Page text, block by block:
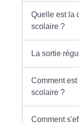
Quelle est la
scolaire ?
La sortie
Comment
scolaire ?
Comment